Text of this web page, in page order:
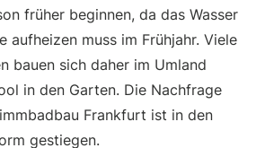
früher beginnen, da das Wasser
aufheizen muss im Frühjahr. Viele
bauen sich daher im Umland
in den Garten. Die Nachfrage
Frankfurt ist in den
gestiegen.